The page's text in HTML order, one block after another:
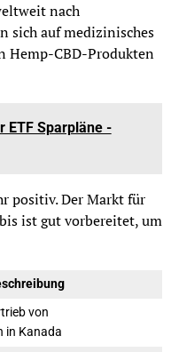
nach
sich auf medizinisches
Hemp-CBD-Produkten
ETF Sparpläne -
positiv. Der Markt für
ist gut vorbereitet, um
von
in Kanada